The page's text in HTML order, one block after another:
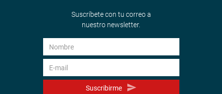
Suscríbete con tu correo a
nuestro newsletter.
Suscribirme